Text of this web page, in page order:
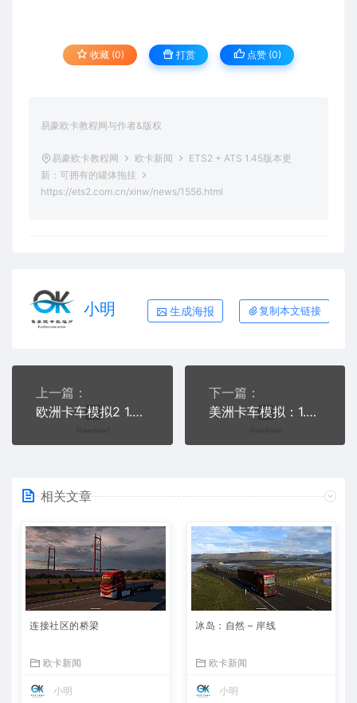
收藏 (0) 打赏 点赞 (0)
易豪欧卡教程网与作者&版权
易豪欧卡教程网 欧卡新闻
ETS2 + ATS 1.45版本更
新：可拥有的罐体拖挂
https://ets2.com.cn/xinw/news/1556.html
小明 生成海报 复制本文链接
上一篇：
欧洲卡车模拟2 1.45 - 汉诺威重制
下一篇：
美洲卡车模拟：1.45版本更新开放测试
相关文章
连接社区的桥梁
欧卡新闻
小明
冰岛：自然 – 岸线
欧卡新闻
小明